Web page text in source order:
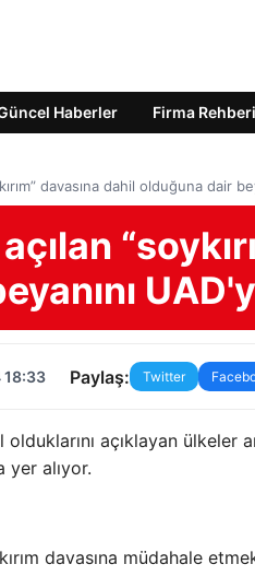
Haberler Firma Rehberi
davasına dahil olduğuna dair
18:33 Paylaş: Twitter
açıklayan ülkeler
yer alıyor.
davasına müdahale